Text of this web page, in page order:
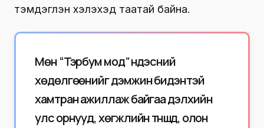
тэмдэглэн хэлэхэд таатай байна.
Мөн “Тэрбум мод” үндэсний
хөдөлгөөнийг дэмжин бидэнтэй
хамтран ажиллаж байгаа дэлхийн
улс орнууд, хөгжлийн түншүүд, олон